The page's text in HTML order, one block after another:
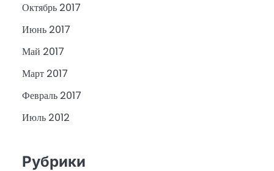
Октябрь 2017
Июнь 2017
Май 2017
Март 2017
Февраль 2017
Июль 2012
Рубрики